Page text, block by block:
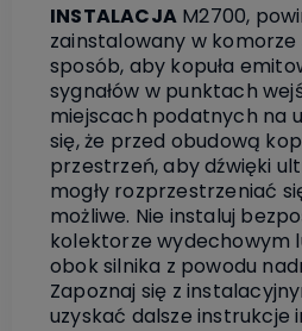
INSTALACJA M2700,
zainstalowany w komorze
sposób, aby kopuła
sygnałów w punktach
miejscach podatnych na
się, że przed obudową
przestrzeń, aby dźwięki
mogły rozprzestrzeniać
możliwe. Nie instaluj
kolektorze wydechowym
obok silnika z powodu
Zapoznaj się z
uzyskać dalsze instrukcje